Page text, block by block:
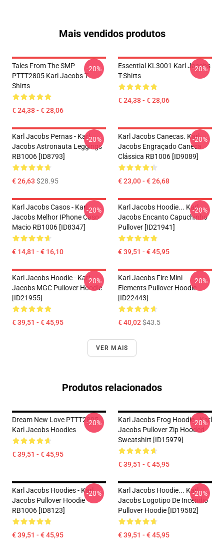
Mais vendidos produtos
Tales From The SMP
PTTT2805 Karl Jacobs T-
Shirts
€ 24,38 - € 28,06
-20%
Essential KL3001 Karl Jacobs
T-Shirts
€ 24,38 - € 28,06
-20%
Karl Jacobs Pernas - Karl
Jacobs Astronauta Leggings
RB1006 [ID8793]
€ 26,63 $28.95
-20%
Karl Jacobs Canecas. Karl
Jacobs Engraçado Caneca
Clássica RB1006 [ID9089]
€ 23,00 - € 26,68
-20%
Karl Jacobs Casos - Karl
Jacobs Melhor IPhone Caso
Macio RB1006 [ID8347]
€ 14,81 - € 16,10
-20%
Karl Jacobs Hoodie... Karl
Jacobs Encanto Capuchinho
Pullover [ID21941]
€ 39,51 - € 45,95
-20%
Karl Jacobs Hoodie - Karl
Jacobs MGC Pullover Hoodie
[ID21955]
€ 39,51 - € 45,95
-20%
Karl Jacobs Fire Mini
Elements Pullover Hoodie
[ID22443]
€ 40,02$43.5
-20%
VER MAIS
Produtos relacionados
Dream New Love PTTT2805
Karl Jacobs Hoodies
€ 39,51 - € 45,95
-20%
Karl Jacobs Frog Hoodie - Karl
Jacobs Pullover Zip Hooded
Sweatshirt [ID15979]
€ 39,51 - € 45,95
-20%
Karl Jacobs Hoodies - Karl
Jacobs Pullover Hoodie
RB1006 [ID8123]
€ 39,51 - € 45,95
-20%
Karl Jacobs Hoodie... Karl
Jacobs Logotipo De Incêndio
Pullover Hoodie [ID19582]
€ 39,51 - € 45,95
-20%